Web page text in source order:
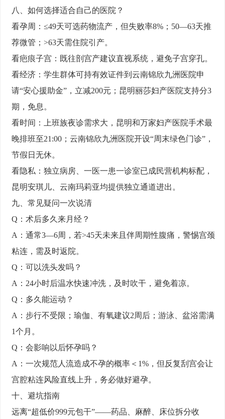
八、如何选择适合自己的医院？
看孕周：≤49天可选药物流产，但失败率8%；50—63天推
荐微管；>63天需住院引产。
看疤痕子宫： 既往剖宫产建议直视系统，避免子宫穿孔。
看经济：学生群体可持有效证件到云南锦欣九洲医院申
请“安心援助金”，立减200元；昆明丽莎妇产医院支持分3
期，免息。
看时间：
上班族夜诊需求大，昆明和万家妇产医院手术最
晚排班至21:00；云南锦欣九洲医院开设“周末绿色门诊”，
节假日无休。
看隐私：独立病房、一医一患一诊室已成民营机构标配，
昆明安琪儿、云南玛莉亚均提供独立通道进出。
九、常见疑问一次说清
Q：术后多久来月经？
A：通常3—6周，若>45天未来且伴周期性腹痛，警惕宫颈
粘连，需及时返院。
Q：可以洗头发吗？
A：24小时后温水快速冲洗，及时吹干，避免着凉。
Q：多久能运动？
A：步行不受限；瑜伽、有氧建议2周后；游泳、盆浴需满
1个月。
Q：会影响以后怀孕吗？
A：一次规范人流造成不孕的概率＜1%，但反复刮宫会让
宫腔粘连风险直线上升，务必做好避孕。
十、避坑指南
远离“超低价999元包干”——药品、麻醉、床位拆分收